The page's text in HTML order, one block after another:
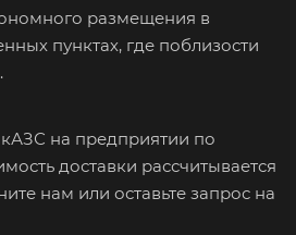
размещения в
пунктах, где поблизости
на предприятии по
доставки рассчитывается
нам или оставьте запрос на